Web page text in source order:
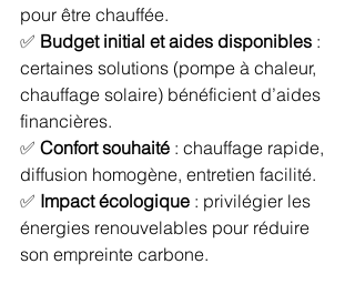
pour être chauffée.
✅ Budget initial et aides disponibles :
certaines solutions (pompe à chaleur,
chauffage solaire) bénéficient d’aides
financières.
✅ Confort souhaité : chauffage rapide,
diffusion homogène, entretien facilité.
✅ Impact écologique : privilégier les
énergies renouvelables pour réduire
son empreinte carbone.